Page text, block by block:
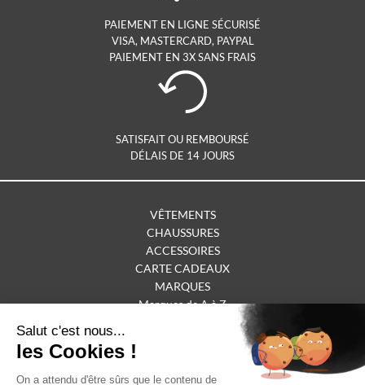
PAIEMENT EN LIGNE SÉCURISÉ
VISA, MASTERCARD, PAYPAL
PAIEMENT EN 3X SANS FRAIS
SATISFAIT OU REMBOURSÉ
DÉLAIS DE 14 JOURS
VÊTEMENTS
CHAUSSURES
ACCESSOIRES
CARTE CADEAUX
MARQUES
Marques de A à Z
BOUTIQUE SABLES-D'OLONNE
SERVICE CLIENTS